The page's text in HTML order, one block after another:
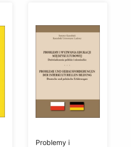
Problemy i